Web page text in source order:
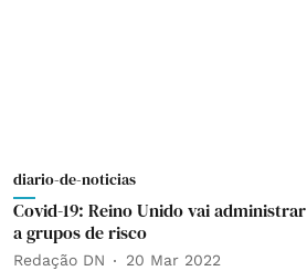
diario-de-noticias
Covid-19: Reino Unido vai
a grupos de risco
Redação DN 20 Mar 2022